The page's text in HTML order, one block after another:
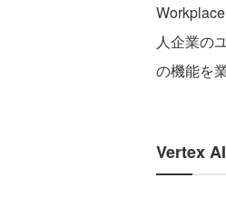
人企業の
の機能を
Vertex AI